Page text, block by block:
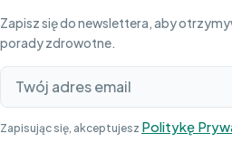
Zapisz się do newslettera, aby
porady zdrowotne.
Zapisując się, akceptujesz Politykę